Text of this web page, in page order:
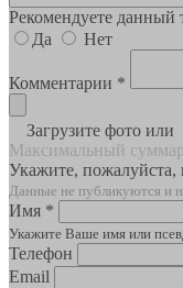
Рекомендуете данный
Да
Нет
Комментарии *
Загрузите фото или
Максимальный
Укажите, пожалуйста,
Данные не публикуются и
Имя *
Укажите Ваше имя или
Телефон
Email